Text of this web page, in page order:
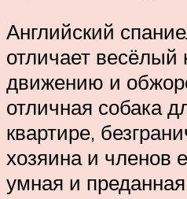
Английский
отличает
движению и
отличная собака
квартире,
хозяина и членов
умная и преданная